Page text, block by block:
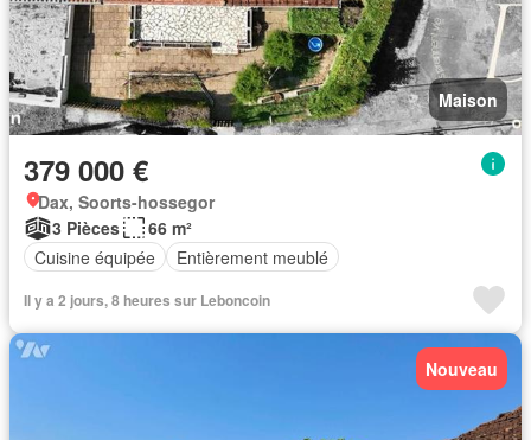
Maison
379 000 €
Dax, Soorts-hossegor
3 Pièces
66 m²
Cuisine équipée
Entièrement meublé
Il y a 2 jours, 8 heures sur Leboncoin
Nouveau